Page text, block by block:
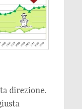
direzione.